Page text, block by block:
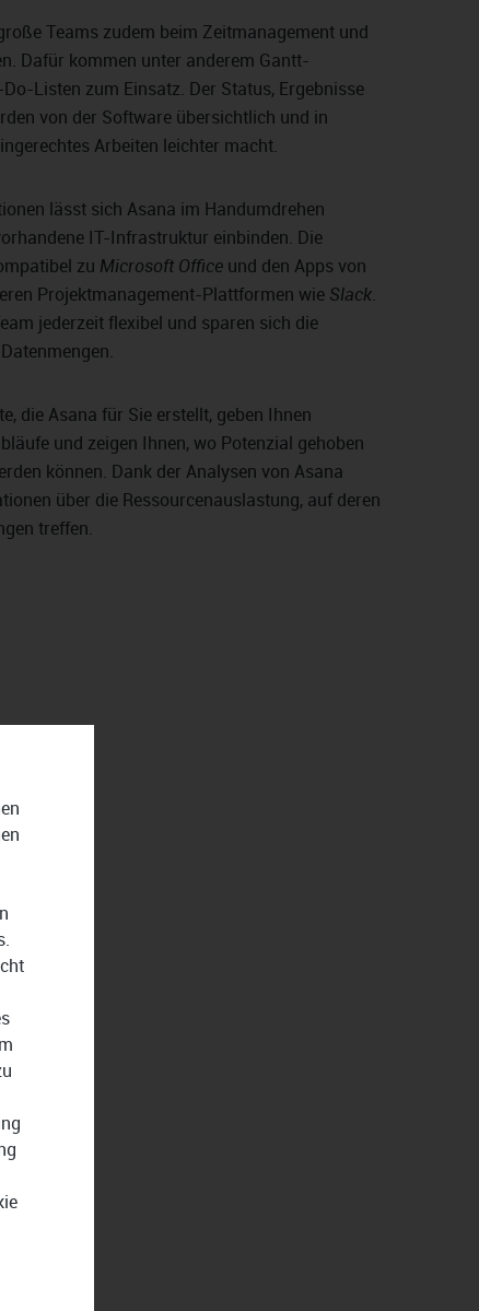
Teams zudem beim Zeitmanagement und
Dafür kommen unter anderem Gantt-
Listen zum Einsatz. Der Status, Ergebnisse
von der Software übersichtlich und in
Arbeiten leichter macht.
lässt sich Asana im Handumdrehen
IT-Infrastruktur einbinden. Die
zu Microsoft Office und den Apps von
Projektmanagement-Plattformen wie Slack.
jederzeit flexibel und sparen sich die
die Asana für Sie erstellt, geben Ihnen
und zeigen Ihnen, wo Potenzial gehoben
können. Dank der Analysen von Asana
über die Ressourcenauslastung, auf deren
treffen.